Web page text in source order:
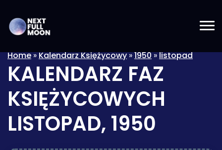
Home»Kalendarz Księżycowy»1950»listopad
KALENDARZ FAZ
KSIĘŻYCOWYCH
LISTOPAD, 1950